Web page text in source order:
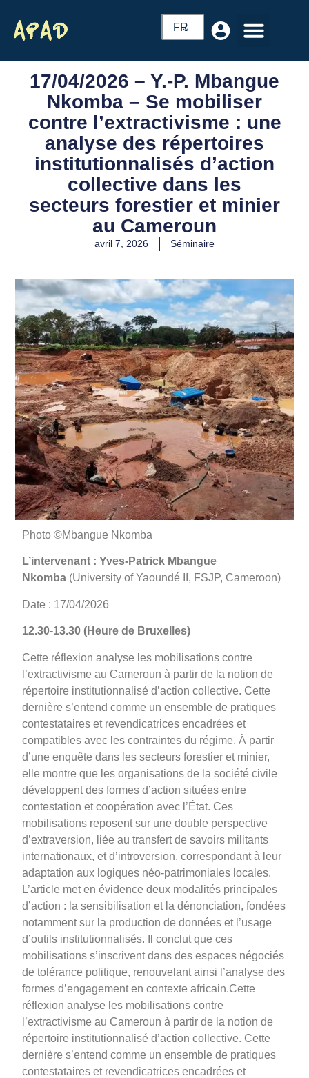
FR
17/04/2026 – Y.-P. Mbangue
Nkomba – Se mobiliser
contre l’extractivisme : une
analyse des répertoires
institutionnalisés d’action
collective dans les
secteurs forestier et minier
au Cameroun
avril 7, 2026 Séminaire
Photo ©Mbangue Nkomba
L’intervenant : Yves-Patrick Mbangue
Nkomba (University of Yaoundé II, FSJP, Cameroon)
Date : 17/04/2026
12.30-13.30 (Heure de Bruxelles)
Cette réflexion analyse les mobilisations contre
l’extractivisme au Cameroun à partir de la notion de
répertoire institutionnalisé d’action collective. Cette
dernière s’entend comme un ensemble de pratiques
contestataires et revendicatrices encadrées et
compatibles avec les contraintes du régime. À partir
d’une enquête dans les secteurs forestier et minier,
elle montre que les organisations de la société civile
développent des formes d’action situées entre
contestation et coopération avec l’État. Ces
mobilisations reposent sur une double perspective
d’extraversion, liée au transfert de savoirs militants
internationaux, et d’introversion, correspondant à leur
adaptation aux logiques néo-patrimoniales locales.
L’article met en évidence deux modalités principales
d’action : la sensibilisation et la dénonciation, fondées
notamment sur la production de données et l’usage
d’outils institutionnalisés. Il conclut que ces
mobilisations s’inscrivent dans des espaces négociés
de tolérance politique, renouvelant ainsi l’analyse des
formes d’engagement en contexte africain.Cette
réflexion analyse les mobilisations contre
l’extractivisme au Cameroun à partir de la notion de
répertoire institutionnalisé d’action collective. Cette
dernière s’entend comme un ensemble de pratiques
contestataires et revendicatrices encadrées et